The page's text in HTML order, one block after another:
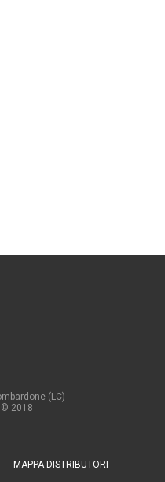
(LC)
© 2018
MAPPA DISTRIBUTORI